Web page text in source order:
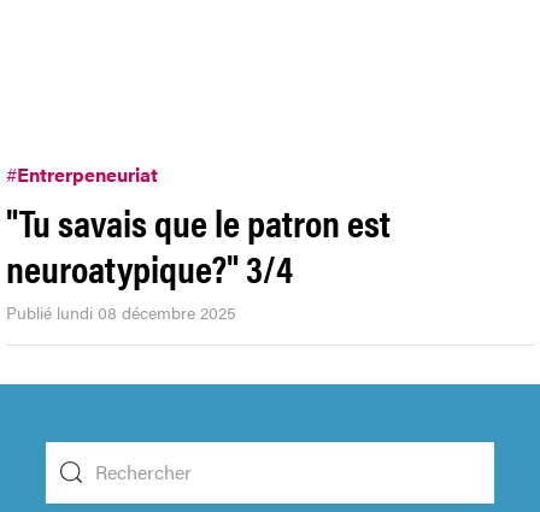
#Entrerpeneuriat
"Tu savais que le patron est
neuroatypique?" 3/4
Publié lundi 08 décembre 2025